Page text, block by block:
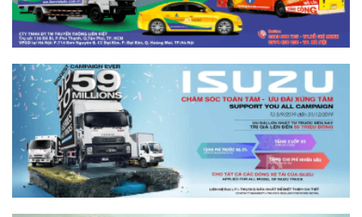
Xe tải SRM T10 thùng khung mui
Giá: Liên hệ